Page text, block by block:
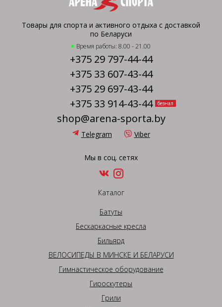
Товары для спорта и активного отдыха с доставкой
по Беларуси
Время работы: 8.00 - 21.00
+375 29 797-44-44
+375 33 607-43-44
+375 29 697-43-44
+375 33 914-43-44
безнал
shop@arena-sporta.by
Telegram Viber
Мы в соц. сетях
Каталог
Батуты
Бескаркасные кресла
Бильярд
ВЕЛОСИПЕДЫ В МИНСКЕ И БЕЛАРУСИ
Гимнастическое оборудование
Гироскутеры
Грили